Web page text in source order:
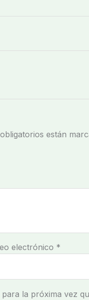
están
electrónico *
la próxima vez